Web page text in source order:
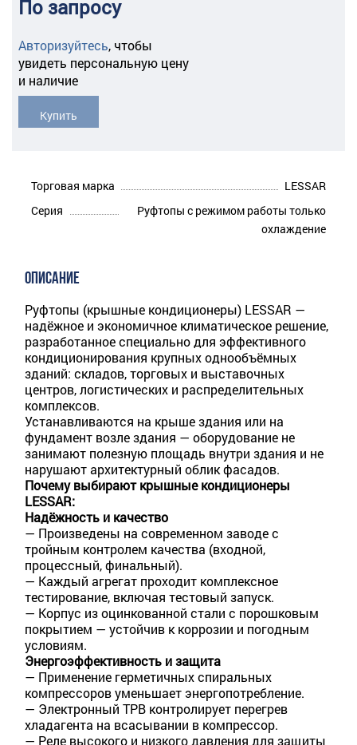
По запросу
Авторизуйтесь, чтобы
увидеть персональную цену
и наличие
Купить
Торговая марка
LESSAR
Серия
Руфтопы с режимом работы только
охлаждение
ОПИСАНИЕ
Руфтопы (крышные кондиционеры) LESSAR —
надёжное и экономичное климатическое решение,
разработанное специально для эффективного
кондиционирования крупных однообъёмных
зданий: складов, торговых и выставочных
центров, логистических и распределительных
комплексов.
Устанавливаются на крыше здания или на
фундамент возле здания — оборудование не
занимают полезную площадь внутри здания и не
нарушают архитектурный облик фасадов.
Почему выбирают крышные кондиционеры
LESSAR:
Надёжность и качество
— Произведены на современном заводе с
тройным контролем качества (входной,
процессный, финальный).
— Каждый агрегат проходит комплексное
тестирование, включая тестовый запуск.
— Корпус из оцинкованной стали с порошковым
покрытием — устойчив к коррозии и погодным
условиям.
Энергоэффективность и защита
— Применение герметичных спиральных
компрессоров уменьшает энергопотребление.
— Электронный ТРВ контролирует перегрев
хладагента на всасывании в компрессор.
— Реле высокого и низкого давления для защиты